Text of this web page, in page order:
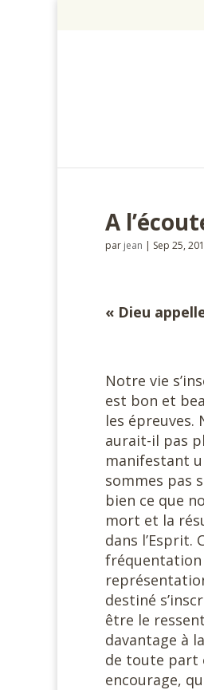
A
par jean | Sep 25,
« Dieu
Notre vie
est bon et
les épreuves.
aurait-il pas
manifestant
sommes pas
bien ce que
mort et la
dans l’Esprit.
fréquentation
destiné
être le
davantage à
de toute part
encourage,